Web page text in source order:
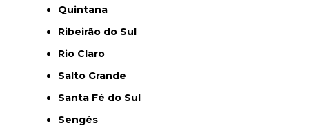
Quintana
Ribeirão do Sul
Rio Claro
Salto Grande
Santa Fé do Sul
Sengés